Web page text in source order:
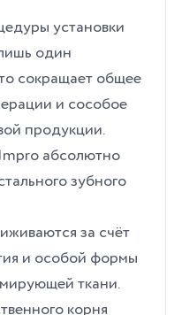
установки
один
сокращает общее
и сособое
продукции.
абсолютно
зубного
за счёт
и особой формы
ткани.
корня